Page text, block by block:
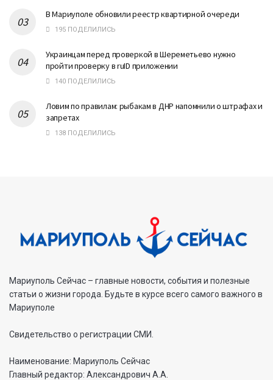
В Мариуполе обновили реестр квартирной очереди
195 ПОДЕЛИЛИСЬ
Украинцам перед проверкой в Шереметьево нужно
пройти проверку в ruID приложении
140 ПОДЕЛИЛИСЬ
Ловим по правилам: рыбакам в ДНР напомнили о штрафах и
запретах
138 ПОДЕЛИЛИСЬ
Мариуполь Сейчас – главные новости, события и полезные
статьи о жизни города. Будьте в курсе всего самого важного в
Мариуполе
Свидетельство о регистрации СМИ.
Наименование: Мариуполь Сейчас
Главный редактор: Александрович А.А.